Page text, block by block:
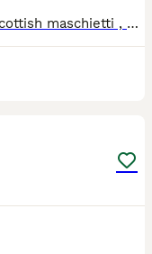
Sono disponibili 3 bellissimi gattini Scottish maschietti , no allevamento , genitori visibili ,si cedono a partire dal 7 luglio